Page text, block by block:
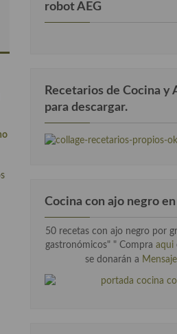
robot AEG
Recetarios de Cocina y
para descargar.
Cocina con ajo negro
50 recetas con ajo negro por
gastronómicos" " Compra aqui
se donarán a